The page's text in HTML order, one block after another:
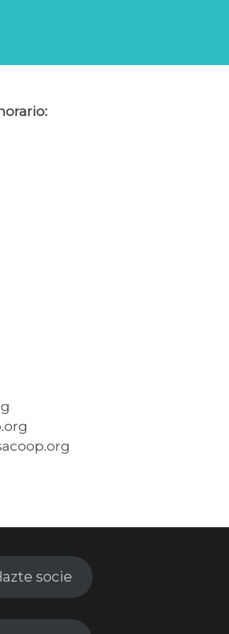
socie